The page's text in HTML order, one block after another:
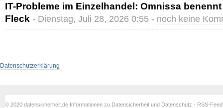
IT-Probleme im Einzelhandel: Omnissa
Fleck - Dienstag, Juli 28, 2026 0:55 - noch keine
Datenschutzerklärung
© 2020 datensicherheit.de Informationen zu Datensicherheit und Datenschutz - RSS-